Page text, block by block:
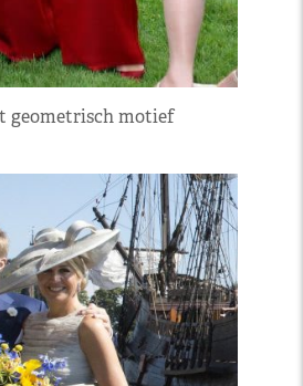
geometrisch motief